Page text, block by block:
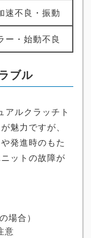
速不良・振動
ー・始動不良
ブル
アルクラッチト
魅力ですが、
発進時のもた
ットの故障が
場合）
意